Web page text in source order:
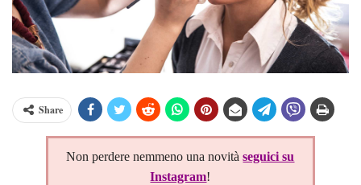
Share
Non perdere nemmeno una novitàseguici su
Instagram!